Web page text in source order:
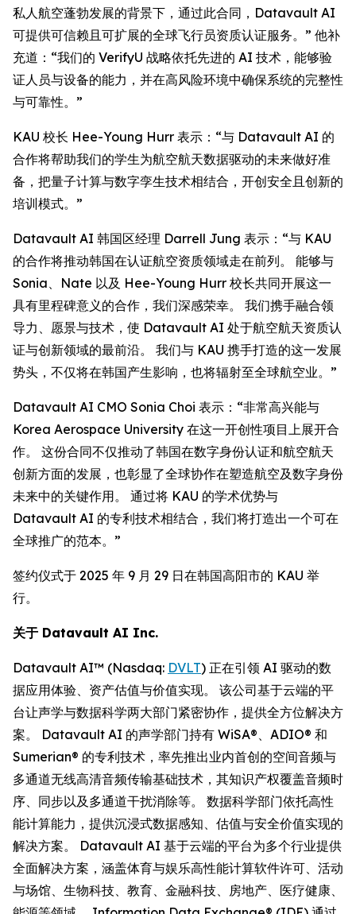
私人航空蓬勃发展的背景下，通过此合同，Datavault AI
可提供可信赖且可扩展的全球飞行员资质认证服务。” 他补
充道：“我们的 VerifyU 战略依托先进的 AI 技术，能够验
证人员与设备的能力，并在高风险环境中确保系统的完整性
与可靠性。”
KAU 校长 Hee-Young Hurr 表示：“与 Datavault AI 的
合作将帮助我们的学生为航空航天数据驱动的未来做好准
备，把量子计算与数字孪生技术相结合，开创安全且创新的
培训模式。”
Datavault AI 韩国区经理 Darrell Jung 表示：“与 KAU
的合作将推动韩国在认证航空资质领域走在前列。 能够与
Sonia、Nate 以及 Hee-Young Hurr 校长共同开展这一
具有里程碑意义的合作，我们深感荣幸。 我们携手融合领
导力、愿景与技术，使 Datavault AI 处于航空航天资质认
证与创新领域的最前沿。 我们与 KAU 携手打造的这一发展
势头，不仅将在韩国产生影响，也将辐射至全球航空业。”
Datavault AI CMO Sonia Choi 表示：“非常高兴能与
Korea Aerospace University 在这一开创性项目上展开合
作。 这份合同不仅推动了韩国在数字身份认证和航空航天
创新方面的发展，也彰显了全球协作在塑造航空及数字身份
未来中的关键作用。 通过将 KAU 的学术优势与
Datavault AI 的专利技术相结合，我们将打造出一个可在
全球推广的范本。”
签约仪式于 2025 年 9 月 29 日在韩国高阳市的 KAU 举
行。
关于 Datavault AI Inc.
Datavault AI™ (Nasdaq: DVLT) 正在引领 AI 驱动的数
据应用体验、资产估值与价值实现。 该公司基于云端的平
台让声学与数据科学两大部门紧密协作，提供全方位解决方
案。 Datavault AI 的声学部门持有 WiSA®、ADIO® 和
Sumerian® 的专利技术，率先推出业内首创的空间音频与
多通道无线高清音频传输基础技术，其知识产权覆盖音频时
序、同步以及多通道干扰消除等。 数据科学部门依托高性
能计算能力，提供沉浸式数据感知、估值与安全价值实现的
解决方案。 Datavault AI 基于云端的平台为多个行业提供
全面解决方案，涵盖体育与娱乐高性能计算软件许可、活动
与场馆、生物科技、教育、金融科技、房地产、医疗健康、